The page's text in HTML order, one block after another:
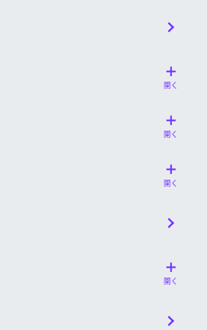
開く
開く
開く
開く